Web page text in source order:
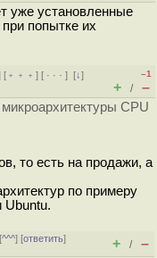
уже установленные
попытке их
[ ﹢﹢﹢] [ · · ·][↓]
–1
+ / –
CPU
то есть на продажи, а
по примеру
Ubuntu.
^^^] [ответить]
+ / –